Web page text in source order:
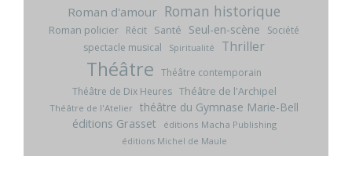
Roman d'amour Roman historique
Roman policier Récit Santé Seul-en-scène
Société
spectacle musical
Spiritualité Thriller
Théâtre Théâtre contemporain
Théâtre de Dix Heures Théâtre de l'Archipel
Théâtre de l'Atelier théâtre du Gymnase Marie-Bell
éditions Grasset
éditions Macha Publishing
éditions Michel de Maule